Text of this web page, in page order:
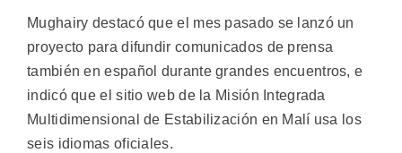
Mughairy destacó que el mes pasado se lanzó un
proyecto para difundir comunicados de prensa
también en español durante grandes encuentros, e
indicó que el sitio web de la Misión Integrada
Multidimensional de Estabilización en Malí usa los
seis idiomas oficiales.